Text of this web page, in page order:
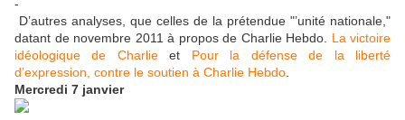
D’autres analyses, que celles de la prétendue "’unité nationale,"
datant de novembre 2011 à propos de Charlie Hebdo. La victoire
idéologique de Charlieet Pour la défense de la liberté
d’expression, contre le soutien à Charlie Hebdo
Mercredi 7 janvier